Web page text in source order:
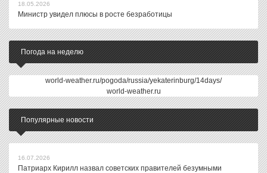
18.05.2026
Министр увидел плюсы в росте безработицы
Погода на неделю
world-weather.ru/pogoda/russia/yekaterinburg/14days/
world-weather.ru
Популярные новости
16.07.2026
Патриарх Кирилл назвал советских правителей безумными